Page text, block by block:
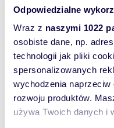
Odpowiedzialne
Wraz z naszymi 1022
osobiste dane, np.
technologii jak pliki
spersonalizowanych
wychodzenia
rozwoju produktów.
używa Twoich danych i
Wystawa okien -
Typ łazienki: nowa
Liczba łazienek: 1
Glazura łazienki:
Podłoga łazienki:
Wyposażenie
lustro, kabina
Ściany łazienki:
Wyposażenie
Liczba przedpokoi: 1
Podłoga